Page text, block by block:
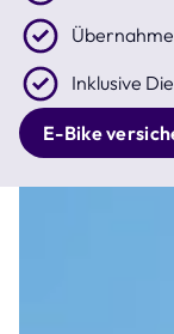
Inklusive
E-Bike